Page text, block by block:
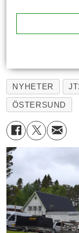
NYHETER
ÖSTERSUND